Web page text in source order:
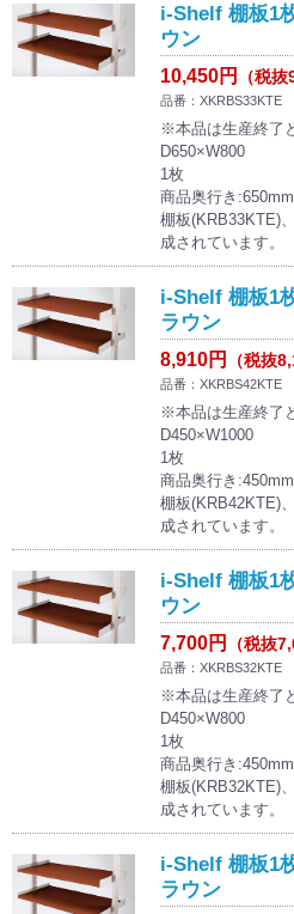
i-Shelf 棚板1
ウン
10,450円 （税抜
品番：XKRBS33KTE
※本品は生産終了
D650×W800
1枚
商品奥行き
棚板(KRB33KTE)
成されています。
i-Shelf 棚板1
ラウン
8,910円 （税抜
品番：XKRBS42KTE
※本品は生産終了
D450×W1000
1枚
商品奥行き
棚板(KRB42KTE)
成されています。
i-Shelf 棚板1
ウン
7,700円 （税抜
品番：XKRBS32KTE
※本品は生産終了
D450×W800
1枚
商品奥行き
棚板(KRB32KTE)
成されています。
i-Shelf 棚板1
ラウン